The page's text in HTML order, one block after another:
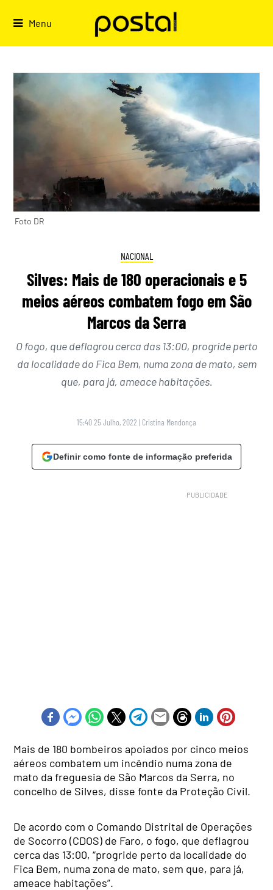
Menu
Foto DR
NACIONAL
Silves: Mais de 180 operacionais e 5
meios aéreos combatem fogo em São
Marcos da Serra
O fogo, que deflagrou cerca das 13:00, progride perto
da localidade do Fica Bem, numa zona de mato, sem
que, para já, ameace habitações.
15:40 25 Julho, 2022 | Cristina Mendonça
Definir como fonte de informação preferida
Mais de 180 bombeiros apoiados por cinco meios
aéreos combatem um incêndio numa zona de
mato da freguesia de São Marcos da Serra, no
concelho de Silves, disse fonte da Proteção Civil.
De acordo com o Comando Distrital de Operações
de Socorro (CDOS) de Faro, o fogo, que deflagrou
cerca das 13:00, “progride perto da localidade do
Fica Bem, numa zona de mato, sem que, para já,
ameace habitações”.